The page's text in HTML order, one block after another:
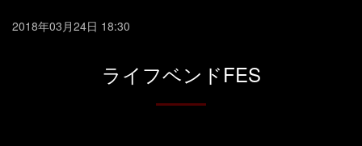
2018年03月24日 18:30
ライフベンドFES